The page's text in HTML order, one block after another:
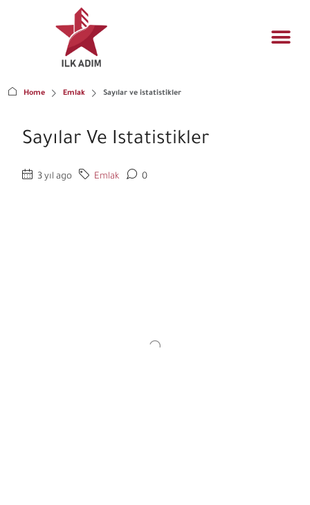
Home Emlak Sayılar ve istatistikler
Sayılar Ve Istatistikler
3 yıl ago Emlak 0